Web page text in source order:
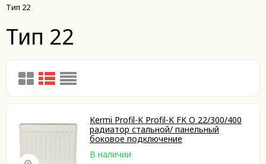
Тип 22
Тип 22
Kermi Profil-K Profil-K FK O 22/300/400
радиатор стальной/ панельный
боковое подключение
В наличии